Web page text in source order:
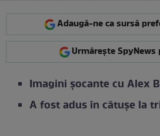
Adaugă-ne ca sursă
Urmărește SpyNews
Imagini șocante cu Alex
A fost adus în cătușe la